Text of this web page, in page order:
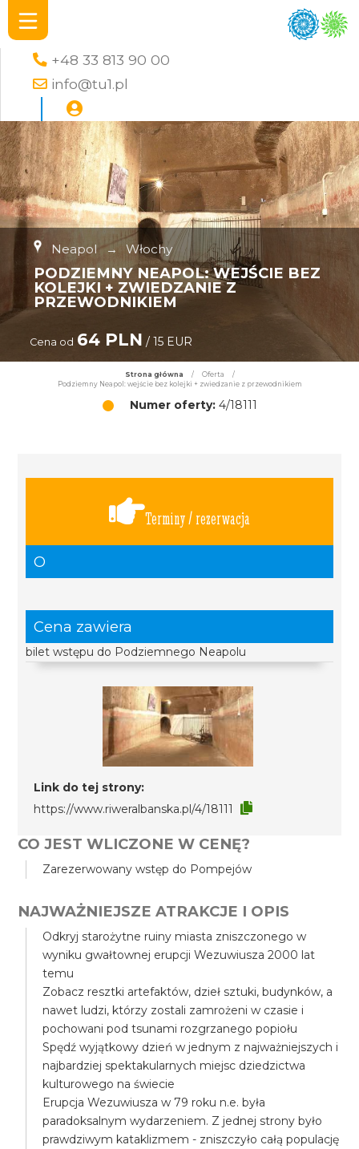
+48 33 813 90 00
info@tu1.pl
Neapol → Włochy
PODZIEMNY NEAPOL: WEJŚCIE BEZ
KOLEJKI + ZWIEDZANIE Z
PRZEWODNIKIEM
Cena od 64 PLN / 15 EUR
Strona główna / Oferta
/
Podziemny Neapol: wejście bez kolejki + zwiedzanie z przewodnikiem
Numer oferty:4/18111
Terminy / rezerwacja
O
Cena zawiera
bilet wstępu do Podziemnego Neapolu
Link do tej strony:
https://www.riweralbanska.pl/4/18111
CO JEST WLICZONE W CENĘ?
Zarezerwowany wstęp do Pompejów
NAJWAŻNIEJSZE ATRAKCJE I OPIS
Odkryj starożytne ruiny miasta zniszczonego w
wyniku gwałtownej erupcji Wezuwiusza 2000 lat
temu
Zobacz resztki artefaktów, dzieł sztuki, budynków, a
nawet ludzi, którzy zostali zamrożeni w czasie i
pochowani pod tsunami rozgrzanego popiołu
Spędź wyjątkowy dzień w jednym z najważniejszych i
najbardziej spektakularnych miejsc dziedzictwa
kulturowego na świecie
Erupcja Wezuwiusza w 79 roku n.e. była
paradoksalnym wydarzeniem. Z jednej strony było
prawdziwym kataklizmem - zniszczyło całą populację